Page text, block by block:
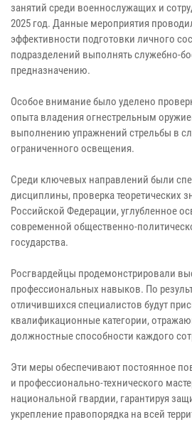
занятий среди военнослужащих и
2025 год. Данные мероприятия
эффективности подготовки личного
подразделений выполнять служебно-
предназначению.
Особое внимание было уделено
опыта владения огнестрельным
выполнению упражнений стрельбы в
ограниченного освещения.
Среди ключевых направлений были
дисциплины, проверка теоретических
Российской Федерации, углубленное
современной общественно-
государства.
Росгвардейцы продемонстрировали
профессиональных навыков. По
отличившихся специалистов будут
квалификационные категории,
должностные способности каждого
Эти меры обеспечивают постоянное
и профессионально-технического
национальной гвардии, гарантируя
укрепление правопорядка на всей